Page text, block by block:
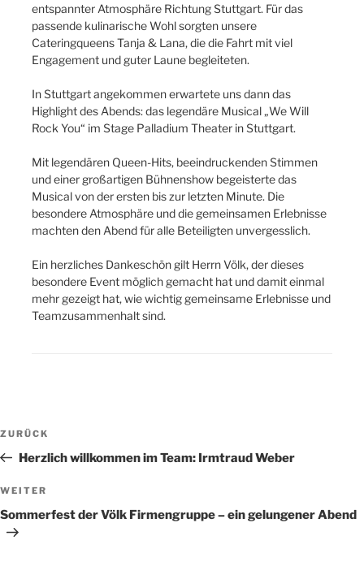
entspannter Atmosphäre Richtung Stuttgart. Für das
passende kulinarische Wohl sorgten unsere
Cateringqueens Tanja & Lana, die die Fahrt mit viel
Engagement und guter Laune begleiteten.
In Stuttgart angekommen erwartete uns dann das
Highlight des Abends: das legendäre Musical „We Will
Rock You“ im Stage Palladium Theater in Stuttgart.
Mit legendären Queen-Hits, beeindruckenden Stimmen
und einer großartigen Bühnenshow begeisterte das
Musical von der ersten bis zur letzten Minute. Die
besondere Atmosphäre und die gemeinsamen Erlebnisse
machten den Abend für alle Beteiligten unvergesslich.
Ein herzliches Dankeschön gilt Herrn Völk, der dieses
besondere Event möglich gemacht hat und damit einmal
mehr gezeigt hat, wie wichtig gemeinsame Erlebnisse und
Teamzusammenhalt sind.
Beitragsnavigation
Vorheriger
Beitrag
ZURÜCK
Herzlich willkommen im Team: Irmtraud Weber
Nächster
Beitrag
WEITER
Sommerfest der Völk Firmengruppe – ein gelungener Abend